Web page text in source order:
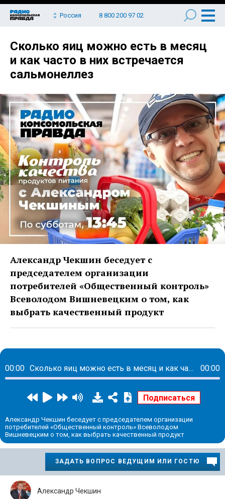
Россия 8 800 200 97 02
Сколько яиц можно есть в месяц
и как часто в них встречается
сальмонеллез
Александр Чекшин беседует с
председателем организации
потребителей «Общественный контроль»
Всеволодом Вишневецким о том, как
выбрать качественный продукт
00:00 Сколько яиц можно есть в месяц и как часто в них встречается сальмонеллез 00:00
Александр Чекшин беседует с председателем организации
потребителей «Общественный контроль» Всеволодом
Вишневецким о том, как выбрать качественный продукт
ЗАДАТЬ ВОПРОС ВЕДУЩИМ ИЛИ ГОСТЮ
Александр Чекшин